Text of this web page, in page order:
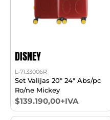
DISNEY
L-71.33006R
Set Valijas 20" 24" Abs/pc
Ro/ne Mickey
$139.190,00+IVA